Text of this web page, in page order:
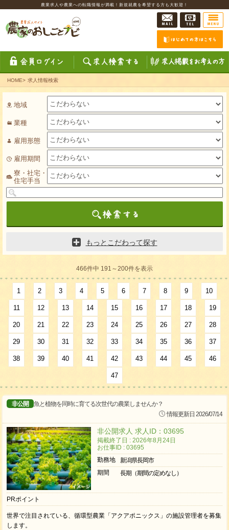
農業求人や農業への転職情報が満載！新規就農を希望する方も大歓迎！
HOME> 求人情報検索
地域
業種
雇用形態
雇用期間
寮・社宅・
住宅手当
もっとこだわって探す
466件中 191～200件を表示
1 2 3 4 5 6 7 8 9 10
11 12 13 14 15 16 17 18 19
20 21 22 23 24 25 26 27 28
29 30 31 32 33 34 35 36 37
38 39 40 41 42 43 44 45 46
47
非公開
魚と植物を同時に育てる次世代の農業しませんか？
情報更新日 2026/07/14
非公開求人 求人ID：03695
掲載終了日 : 2026年8月24日
お仕事ID : 03695
勤務地
新潟県長岡市
期間
長期（期間の定めなし）
PRポイント
世界で注目されている、循環型農業「アクアポニックス」の施設管理者を募集
します。